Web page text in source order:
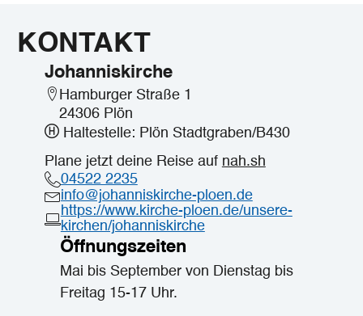
KONTAKT
Johanniskirche
Hamburger Straße 1
24306 Plön
Haltestelle: Plön Stadtgraben/B430
Plane jetzt deine Reise auf nah.sh
04522 2235
info@johanniskirche-ploen.de
https://www.kirche-ploen.de/unsere-
kirchen/johanniskirche
Öffnungszeiten
Mai bis September von Dienstag bis
Freitag 15-17 Uhr.